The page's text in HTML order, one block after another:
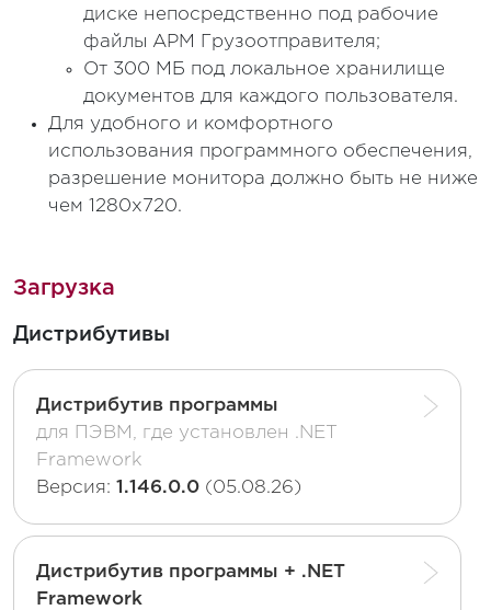
диске непосредственно под рабочие
файлы АРМ Грузоотправителя;
От 300 МБ под локальное хранилище
документов для каждого пользователя.
Для удобного и комфортного
использования программного обеспечения,
разрешение монитора должно быть не ниже
чем 1280x720.
Загрузка
Дистрибутивы
Дистрибутив программы
для ПЭВМ, где установлен .NET
Framework
Версия: 1.146.0.0 (05.08.26)
Дистрибутив программы + .NET
Framework